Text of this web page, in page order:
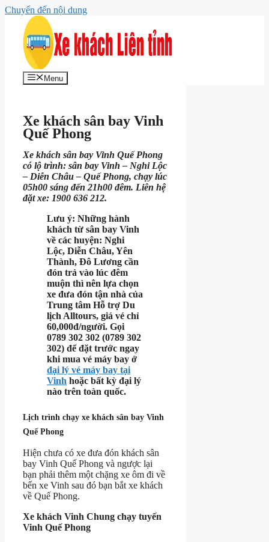
Chuyển đến nội dung
Menu
Xe khách sân bay Vinh
Quế Phong
Xe khách sân bay Vinh Quế Phong
có lộ trình: sân bay Vinh – Nghi Lộc
– Diễn Châu – Quế Phong, chạy lúc
05h00 sáng đến 21h00 đêm. Liên hệ
đặt xe: 1900 636 212.
Lưu ý: Những hành
khách từ sân bay Vinh
về các huyện: Nghi
Lộc, Diễn Châu, Yên
Thành, Đô Lương cần
đón trả vào lúc đêm
muộn thì nên lựa chọn
xe đưa đón tận nhà của
Trung tâm Hỗ trợ Du
lịch Alltours, giá vé chỉ
60,000đ/người. Gọi
0789 302 302 (0789 302
302) để đặt trước ngay
khi mua vé máy bay ở
đại lý vé máy bay tại
Vinh hoặc bất kỳ đại lý
nào trên toàn quốc.
Lịch trình chạy xe khách sân bay Vinh
Quế Phong
Hiện chưa có xe đưa đón khách sân
bay Vinh Quế Phong và ngược lại
bạn phải thêm một chặng xe ôm đi về
bến xe Vinh sau đó bạn bắt xe khách
về Quế Phong.
Xe khách Vinh Chung chạy tuyến
Vinh Quế Phong